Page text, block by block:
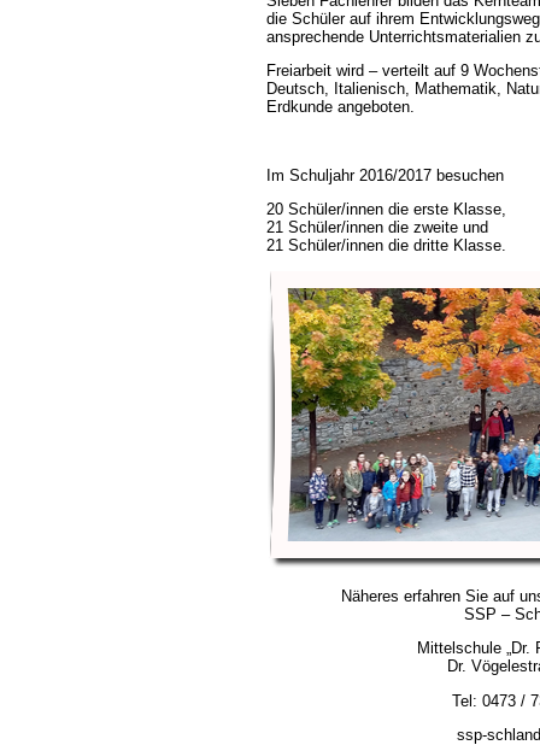
die Schüler auf ihrem
ansprechende Unterrichtsmaterialien
Freiarbeit wird – verteilt auf 9
Deutsch, Italienisch, Mathematik,
Erdkunde angeboten.
Im Schuljahr 2016/2017 besuchen
20 Schüler/innen die erste Klasse,
21 Schüler/innen die zweite und
21 Schüler/innen die dritte Klasse.
Näheres erfahren Sie auf
SSP –
Mittelschule „Dr.
Dr.
Tel: 0473 /
ssp-